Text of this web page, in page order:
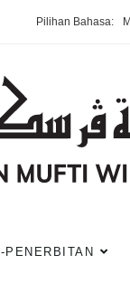
Pilihan Bahasa:
PENERBITAN